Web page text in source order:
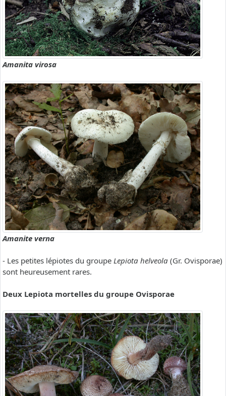
Amanita virosa
Amanite verna
- Les petites lépiotes du groupe Lepiota helveola (Gr. Ovisporae)
sont heureusement rares.
Deux Lepiota mortelles du groupe Ovisporae